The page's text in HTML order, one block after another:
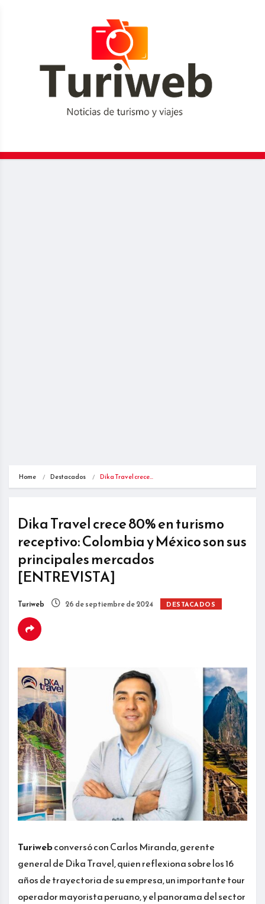
Home Destacados Dika Travel crece…
Dika Travel crece 80% en turismo
receptivo: Colombia y México son sus
principales mercados
[ENTREVISTA]
Turiweb 26 de septiembre de 2024 DESTACADOS
Turiwebconversó con Carlos Miranda, gerente
general de Dika Travel, quien reflexiona sobre los 16
años de trayectoria de su empresa, un importante tour
operador mayorista peruano, y el panorama del sector